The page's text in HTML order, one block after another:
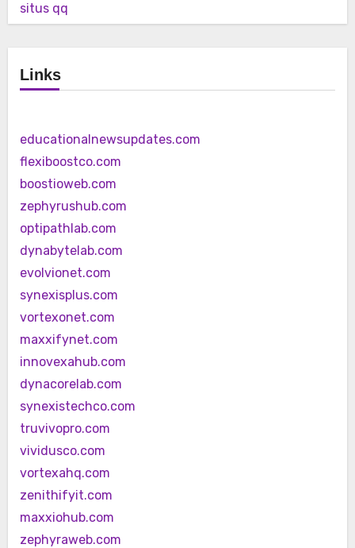
situs qq
Links
educationalnewsupdates.com
flexiboostco.com
boostioweb.com
zephyrushub.com
optipathlab.com
dynabytelab.com
evolvionet.com
synexisplus.com
vortexonet.com
maxxifynet.com
innovexahub.com
dynacorelab.com
synexistechco.com
truvivopro.com
vividusco.com
vortexahq.com
zenithifyit.com
maxxiohub.com
zephyraweb.com